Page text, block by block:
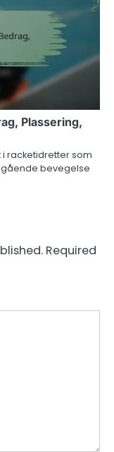
Plassering,
i racketidretter som
bevegelse
Required